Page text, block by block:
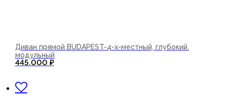
Диван прямой BUDAPEST-4-х-местный, глубокий.
модульный
445.000 ₽